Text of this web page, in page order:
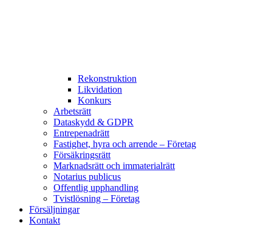
Rekonstruktion
Likvidation
Konkurs
Arbetsrätt
Dataskydd & GDPR
Entrepenadrätt
Fastighet, hyra och arrende – Företag
Försäkringsrätt
Marknadsrätt och immaterialrätt
Notarius publicus
Offentlig upphandling
Tvistlösning – Företag
Försäljningar
Kontakt